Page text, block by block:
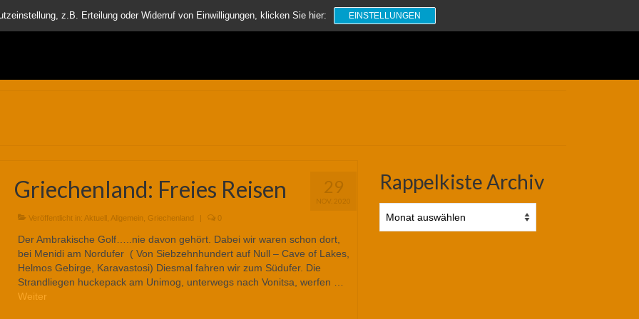
Suchen
nach:
29
NOV. 2020
Griechenland: Freies Reisen
Veröffentlicht in: Aktuell, Allgemein Griechenland | 0
Der Ambrakische Golf…..nie davon gehört. Dabei wir waren schon dort,
bei Menidi am Nordufer ( Von Siebzehnhundert auf Null – Cave of Lakes,
Helmos Gebirge, Karavastosi) Diesmal fahren wir zum Südufer. Die
Strandliegen huckepack am Unimog, unterwegs nach Vonitsa, werfen …
Weiter
Rappelkiste Archiv
Archiv
z.B. Erteilung oder Widerruf von Einwilligungen, klicken Sie hier: EINSTELLUNGEN